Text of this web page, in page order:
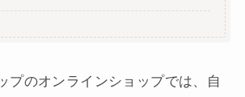
プのオンラインショップでは、自